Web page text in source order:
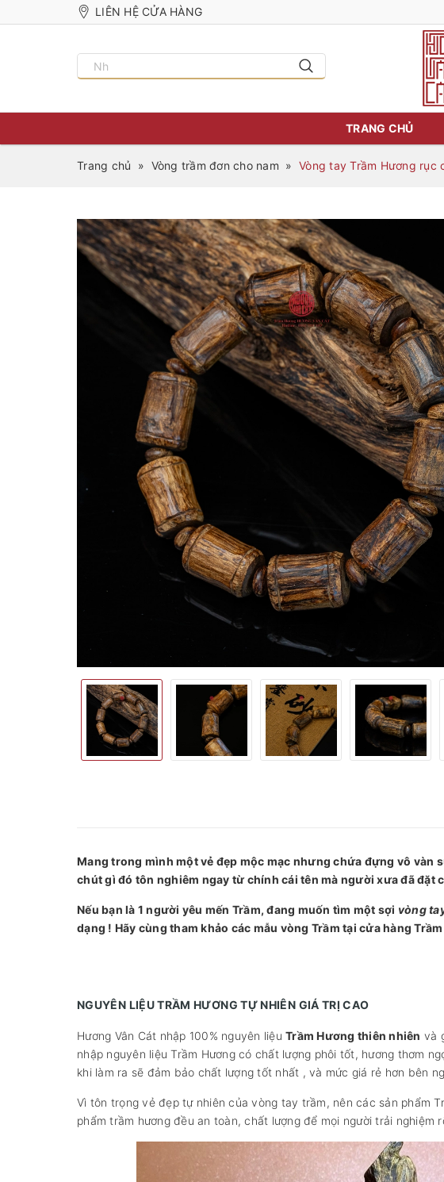
LIÊN HỆ CỬA HÀNG
TRANG CHỦ
Trang chủ » Vòng trầm đơn cho nam » Vòng tay Trầm Hương rục
Mang trong mình một vẻ đẹp mộc mạc nhưng chứa đựng vô vàn
chút gì đó tôn nghiêm ngay từ chính cái tên mà người xưa đã đặt
Nếu bạn là 1 người yêu mến Trầm, đang muốn tìm một sợi vòng
dạng ! Hãy cùng tham khảo các mẫu vòng Trầm tại cửa hàng
NGUYÊN LIỆU TRẦM HƯƠNG TỰ NHIÊN GIÁ TRỊ CAO
Hương Vân Cát nhập 100% nguyên liệu Trầm Hương thiên nhiên và
nhập nguyên liệu Trầm Hương có chất lượng phôi tốt, hương thơm
khi làm ra sẽ đảm bảo chất lượng tốt nhất , và mức giá rẻ hơn bên
Vì tôn trọng vẻ đẹp tự nhiên của vòng tay trầm, nên các sản phẩm
phẩm trầm hương đều an toàn, chất lượng để mọi người trải